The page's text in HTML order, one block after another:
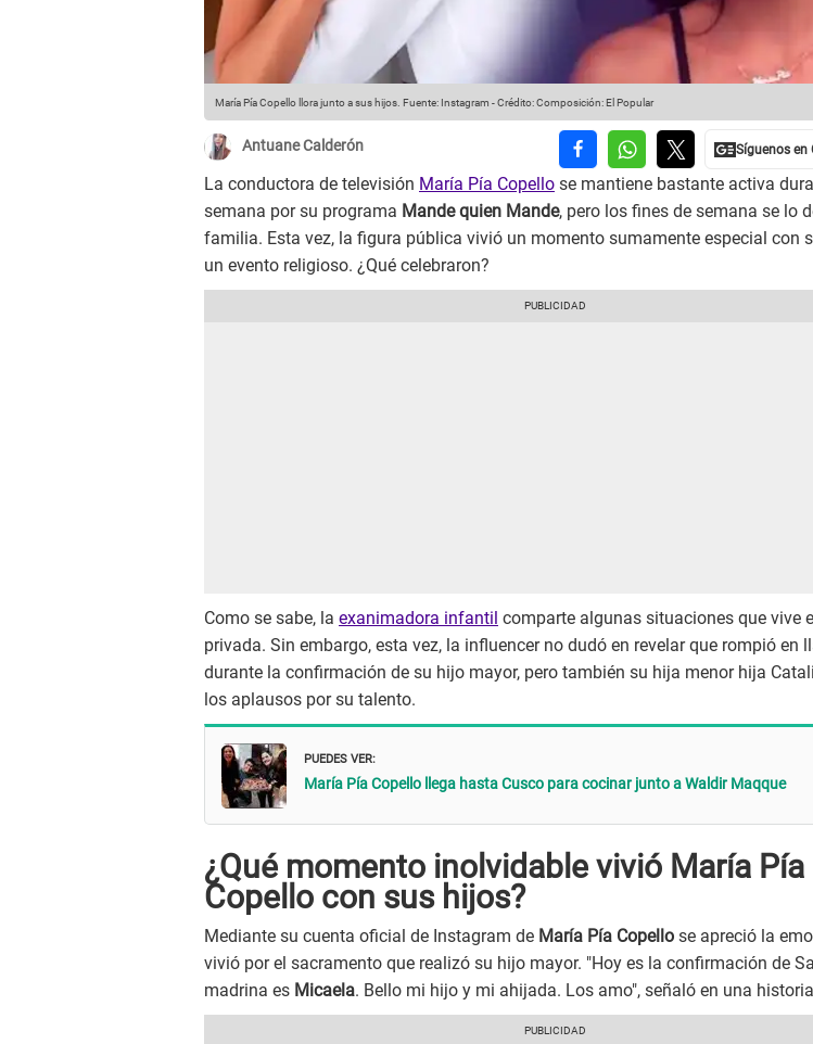
María Pía Copello llora junto a sus hijos. Fuente: Instagram -Crédito: Composición: El Popular
Antuane Calderón
La conductora de televisión María Pía Copello se mantiene bastante activa
semana por su programa Mande quien Mande, pero los fines de semana se lo
familia. Esta vez, la figura pública vivió un momento sumamente especial con
un evento religioso. ¿Qué celebraron?
Como se sabe, la exanimadora infantil comparte algunas situaciones que vive
privada. Sin embargo, esta vez, la influencer no dudó en revelar que rompió en
durante la confirmación de su hijo mayor, pero también su hija menor hija
los aplausos por su talento.
PUEDES VER:
María Pía Copello llega hasta Cusco para cocinar junto a Waldir Maqque
¿Qué momento inolvidable vivió María Pía
Copello con sus hijos?
Mediante su cuenta oficial de Instagram de María Pía Copello se apreció la
vivió por el sacramento que realizó su hijo mayor. "Hoy es la confirmación de
madrina es Micaela. Bello mi hijo y mi ahijada. Los amo", señaló en una